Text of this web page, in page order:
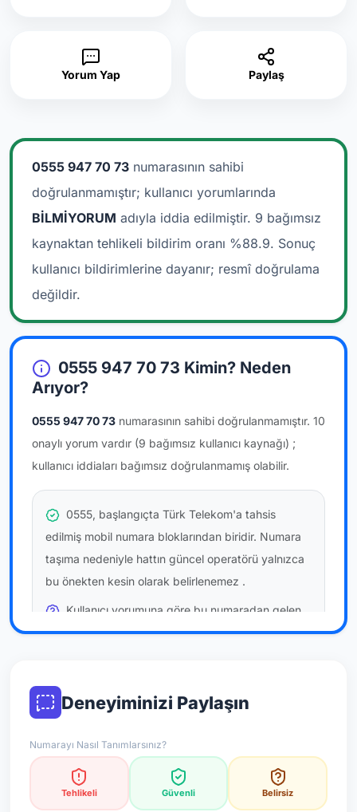
Yorum Yap Paylaş
0555 947 70 73 numarasının sahibi
doğrulanmamıştır; kullanıcı yorumlarında
BİLMİYORUM adıyla iddia edilmiştir. 9 bağımsız
kaynaktan tehlikeli bildirim oranı %88.9. Sonuç
kullanıcı bildirimlerine dayanır; resmî doğrulama
değildir.
0555 947 70 73 Kimin? Neden
Arıyor?
0555 947 70 73 numarasının sahibi doğrulanmamıştır. 10
onaylı yorum vardır (9 bağımsız kullanıcı kaynağı) ;
kullanıcı iddiaları bağımsız doğrulanmamış olabilir.
0555, başlangıçta Türk Telekom'a tahsis
edilmiş mobil numara bloklarından biridir. Numara
taşıma nedeniyle hattın güncel operatörü yalnızca
bu önekten kesin olarak belirlenemez .
Kullanıcı yorumuna göre bu numaradan gelen
çağrılaratemkinli yaklaşmanızönerilir; bu bir site
resmi doğrulama niteliği taşımaz.
*Not: Değerlendirmeler onaylı kullanıcı yorumlarına göre
güncellenir.
Deneyiminizi Paylaşın
Numarayı Nasıl Tanımlarsınız?
Tehlikeli Güvenli Belirsiz